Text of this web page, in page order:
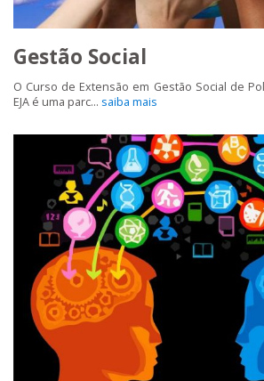
Gestão Social
O Curso de Extensão em Gestão Social de
EJA é uma parc... saiba mais